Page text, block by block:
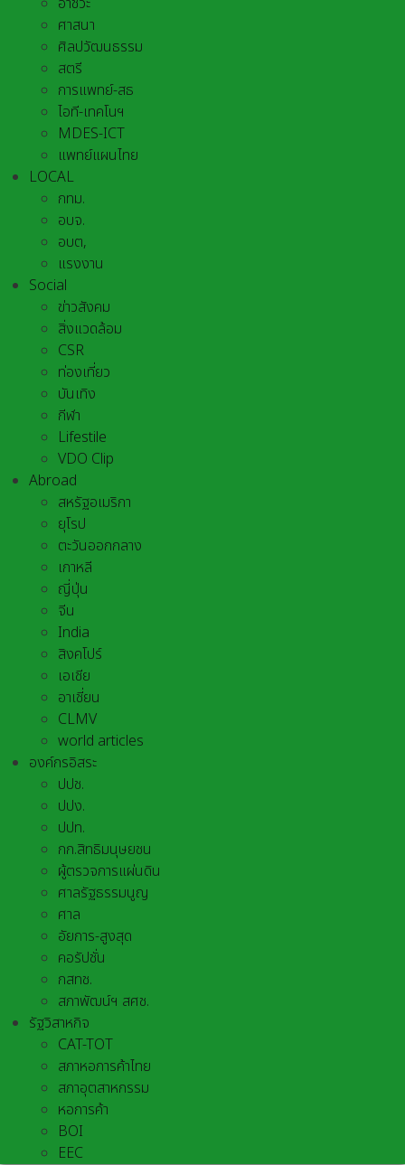
ศาสนา
ศิลปวัฒนธรรม
สตรี
การแพทย์-สธ
ไอที-เทคโนฯ
MDES-ICT
แพทย์แผนไทย
LOCAL
กทม.
อบจ.
อบต,
แรงงาน
Social
ข่าวสังคม
สิ่งแวดล้อม
CSR
ท่องเที่ยว
บันเทิง
กีฬา
Lifestile
VDO Clip
Abroad
สหรัฐอเมริกา
ยุโรป
ตะวันออกกลาง
เกาหลี
ญี่ปุ่น
จีน
India
สิงคโปร์
เอเชีย
อาเชี่ยน
CLMV
world articles
องค์กรอิสระ
ปปช.
ปปง.
ปปท.
กก.สิทธิมนุษยชน
ผู้ตรวจการแผ่นดิน
ศาลรัฐธรรมนูญ
ศาล
อัยการ-สูงสุด
คอรัปชั่น
กสทช.
สภาพัฒน์ฯ สศช.
รัฐวิสาหกิจ
CAT-TOT
สภาหอการค้าไทย
สภาอุตสาหกรรม
หอการค้า
BOI
EEC